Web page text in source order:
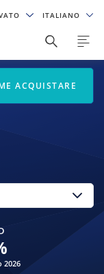
ITALIANO
2026
ACQUISTARE